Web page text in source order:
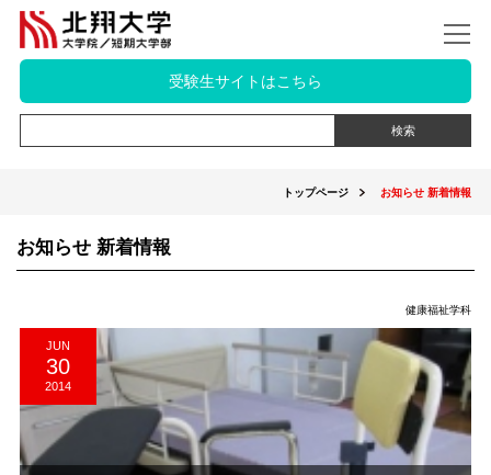
受験生サイトはこちら
トップページ お知らせ 新着情報
お知らせ 新着情報
健康福祉学科
JUN
30
2014